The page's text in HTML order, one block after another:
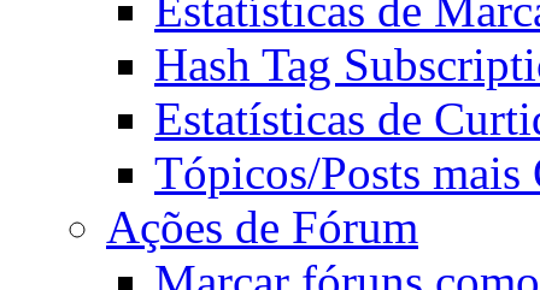
Hash Tag
Estatísticas de
Tópicos/Posts mais
Ações de Fórum